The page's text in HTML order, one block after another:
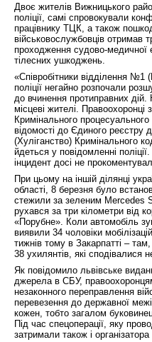
Двоє жителів Вижницького
поліції, самі спровокували
працівнику ТЦК, а також
військовослужбовців отримав
проходження судово-медичної
тілесних ушкоджень.
«Співробітники відділення №1
поліції негайно розпочали
до вчинення протиправних
місцеві жителі.
Кримінального
відомості до Єдиного реєстру
(Хуліганство) Кримінального
йдеться у повідомленні
інцидент досі не
При цьому на іншій ділянці
області, 8 березня було
стежили за зеленим Mercedes
рухався за три кілометри від
«Порубне». Коли автомобіль
виявили 34 чоловіки
тижнів тому в Закарпатті –
38 ухилянтів, які сподівалися
Як повідомило львівське
джерела в СБУ,
незаконного переправлення
перевезення до державної
кожен, тобто загалом
Під час спецоперації, яку
затримали також і